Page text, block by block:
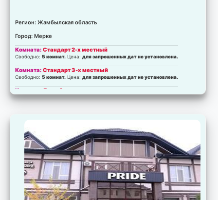
Регион: Жамбылская область
Город: Мерке
Комната:Стандарт 2-х местный
Свободно:5 комнат. Цена:для запрошенных дат не установлена.
Комната:Стандарт 3-х местный
Свободно:5 комнат. Цена:для запрошенных дат не установлена.
Комната: Люкс А
Свободно:5 комнат.Цена:для запрошенных дат не установлена.